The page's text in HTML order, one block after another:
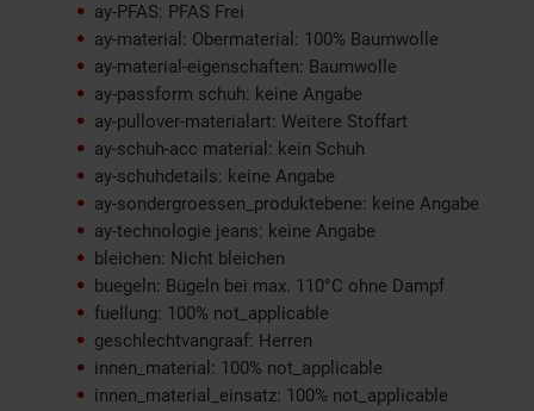
ay-PFAS: PFAS Frei
ay-material: Obermaterial: 100% Baumwolle
ay-material-eigenschaften: Baumwolle
ay-passform schuh: keine Angabe
ay-pullover-materialart: Weitere Stoffart
ay-schuh-acc material: kein Schuh
ay-schuhdetails: keine Angabe
ay-sondergroessen_produktebene: keine Angabe
ay-technologie jeans: keine Angabe
bleichen: Nicht bleichen
buegeln: Bügeln bei max. 110°C ohne Dampf
fuellung: 100% not_applicable
geschlechtvangraaf: Herren
innen_material: 100% not_applicable
innen_material_einsatz: 100% not_applicable